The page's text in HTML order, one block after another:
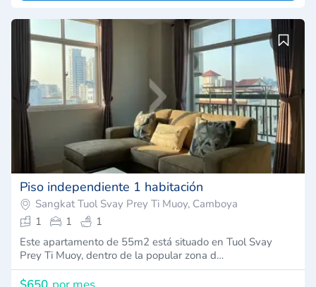
Piso independiente 1 habitación
Sangkat Tuol Svay Prey Ti Muoy, Camboya
1
1
1
Este apartamento de 55m2 está situado en Tuol Svay
Prey Ti Muoy, dentro de la popular zona d…